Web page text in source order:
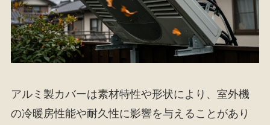
アルミ製カバーは素材特性や形状により、室外機
の冷暖房性能や耐久性に影響を与えることがあり